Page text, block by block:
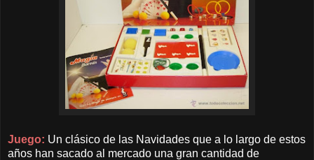
Juego: Un clásico de las Navidades que a lo largo de estos
años han sacado al mercado una gran cantidad de